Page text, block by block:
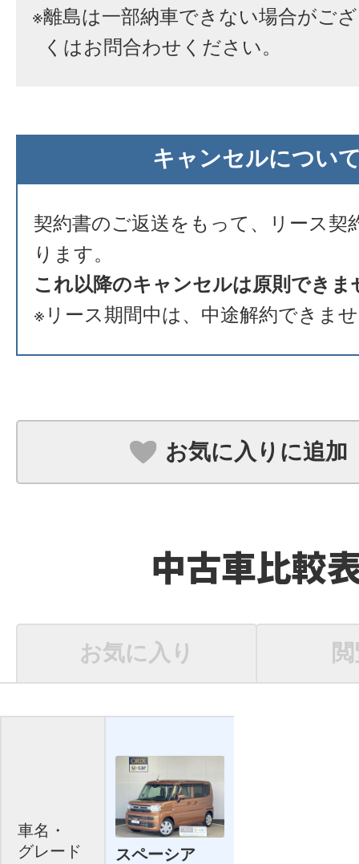
※離島は一部納車できない場合がご
くはお問合わせください。
キャンセルについ
契約書のご返送をもって、リース契
ります。
これ以降のキャンセルは原則できま
※リース期間中は、中途解約できま
お気に入りに追加
中古車比較
お気に入り
車名・
グレード
スペーシア